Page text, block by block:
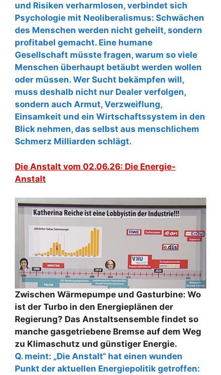
und Risiken verharmlosen, verbindet sich
Psychologie mit Neoliberalismus: Schwächen
des Menschen werden nicht geheilt, sondern
profitabel gemacht. Eine humane
Gesellschaft müsste fragen, warum so viele
Menschen überhaupt betäubt werden wollen
oder müssen. Wer Sucht bekämpfen will,
muss deshalb nicht nur Dealer verfolgen,
sondern auch Armut, Verzweiflung,
Einsamkeit und ein Wirtschaftssystem in den
Blick nehmen, das selbst aus menschlichem
Schmerz Milliarden schlägt.
Die Anstalt vom 02.06.26: Die Energie-
Anstalt
Zwischen Wärmepumpe und Gasturbine: Wo
ist der Turbo in den Energieplänen der
Regierung? Das Anstaltsensemble findet so
manche gasgetriebene Bremse auf dem Weg
zu Klimaschutz und günstiger Energie.
Q. meint: „Die Anstalt“ hat einen wunden
Punkt der aktuellen Energiepolitik getroffen: